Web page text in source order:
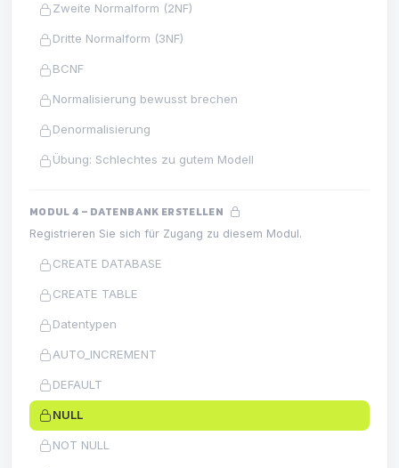
Zweite Normalform (2NF)
Dritte Normalform (3NF)
BCNF
Normalisierung bewusst brechen
Denormalisierung
Übung: Schlechtes zu gutem Modell
MODUL 4 – DATENBANK ERSTELLEN
Registrieren Sie sich für Zugang zu diesem Modul.
CREATE DATABASE
CREATE TABLE
Datentypen
AUTO_INCREMENT
DEFAULT
NULL
NOT NULL